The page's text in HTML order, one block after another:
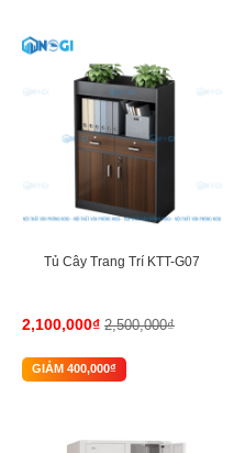
-16%
Tủ Cây Trang Trí KTT-G07
2,100,000₫ 2,500,000₫
GIẢM 400,000₫